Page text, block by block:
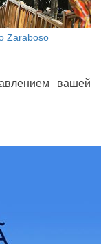
Zaraboso
вашей